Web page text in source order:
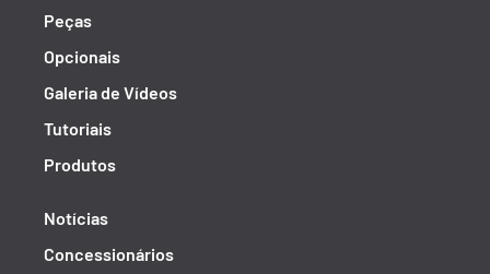
Peças
Opcionais
Galeria de Vídeos
Tutoriais
Produtos
Notícias
Concessionários